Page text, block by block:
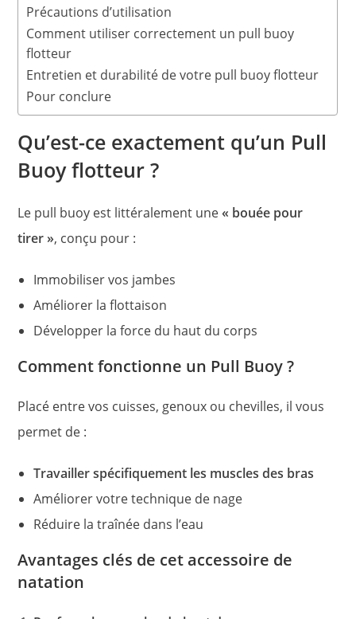
Précautions d’utilisation
Comment utiliser correctement un pull buoy
flotteur
Entretien et durabilité de votre pull buoy flotteur
Pour conclure
Qu’est-ce exactement qu’un Pull
Buoy flotteur ?
Le pull buoy est littéralement une« bouée pour
tirer », conçu pour :
Immobiliser vos jambes
Améliorer la flottaison
Développer la force du haut du corps
Comment fonctionne un Pull Buoy ?
Placé entre vos cuisses, genoux ou chevilles, il vous
permet de :
Travailler spécifiquement les muscles des bras
Améliorer votre technique de nage
Réduire la traînée dans l’eau
Avantages clés de cet accessoire de
natation